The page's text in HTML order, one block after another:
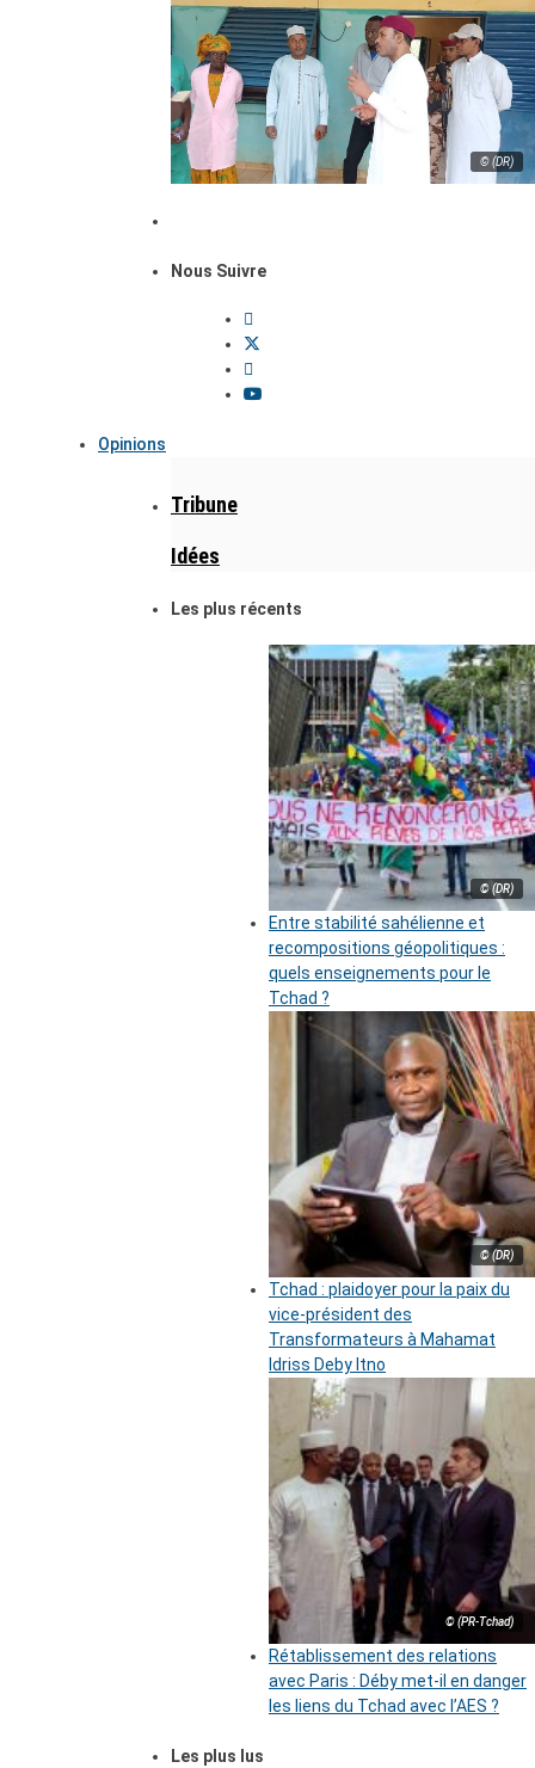
© (DR)
Nous Suivre
Opinions
Tribune
Idées
Les plus récents
© (DR)
Entre stabilité sahélienne et
recompositions géopolitiques :
quels enseignements pour le
Tchad ?
© (DR)
Tchad : plaidoyer pour la paix du
vice-président des
Transformateurs à Mahamat
Idriss Deby Itno
© (PR-Tchad)
Rétablissement des relations
avec Paris : Déby met-il en danger
les liens du Tchad avec l’AES ?
Les plus lus